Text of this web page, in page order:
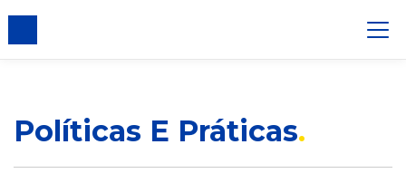
Políticas E Práticas